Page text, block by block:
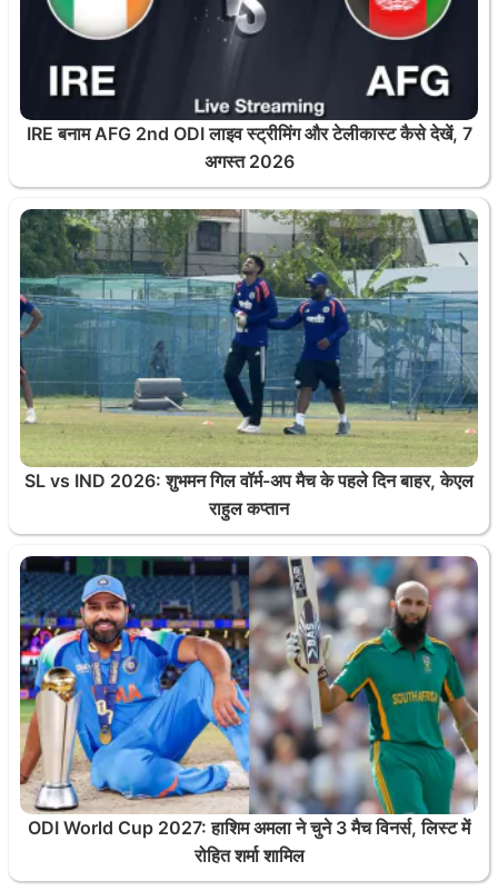
IRE बनाम AFG 2nd ODI लाइव स्ट्रीमिंग और टेलीकास्ट कैसे देखें, 7
अगस्त 2026
SL vs IND 2026: शुभमन गिल वॉर्म-अप मैच के पहले दिन बाहर, केएल
राहुल कप्तान
ODI World Cup 2027: हाशिम अमला ने चुने 3 मैच विनर्स, लिस्ट में
रोहित शर्मा शामिल